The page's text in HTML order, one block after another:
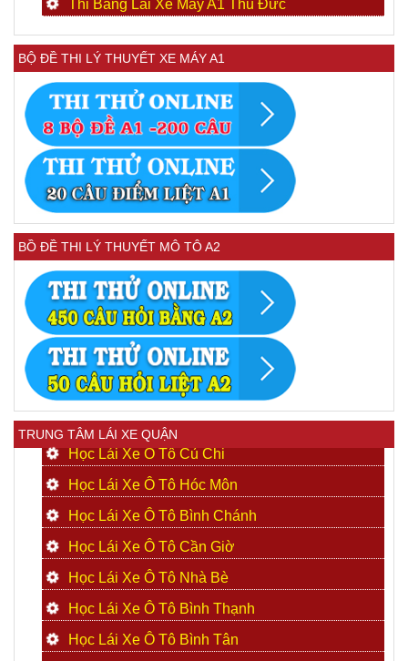
Thi Bằng Lái Xe Máy A1 Thủ Đức
BỘ ĐỀ THI LÝ THUYẾT XE MÁY A1
BỒ ĐỀ THI LÝ THUYẾT MÔ TÔ A2
TRUNG TÂM LÁI XE QUẬN
Học Lái Xe Ô Tô Củ Chi
Học Lái Xe Ô Tô Hóc Môn
Học Lái Xe Ô Tô Bình Chánh
Học Lái Xe Ô Tô Cần Giờ
Học Lái Xe Ô Tô Nhà Bè
Học Lái Xe Ô Tô Bình Thạnh
Học Lái Xe Ô Tô Bình Tân